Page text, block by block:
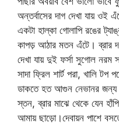
অন্তর্বাসের দাগ দেখা যায় ওই
একটা হাল্কা গোলাপি রঙের
কাপড় আঠার মতন এঁটে। ব্রার
দেখা যায় দুই ফর্সা সুগোল
সাদা ফ্রিল শার্ট পরা, খালি
ডাকতে হত আগুন নেভানর
স্তন, ব্রার মাঝে থেকে যেন
আমায় ছাড়ো।দেবায়ন পাশে